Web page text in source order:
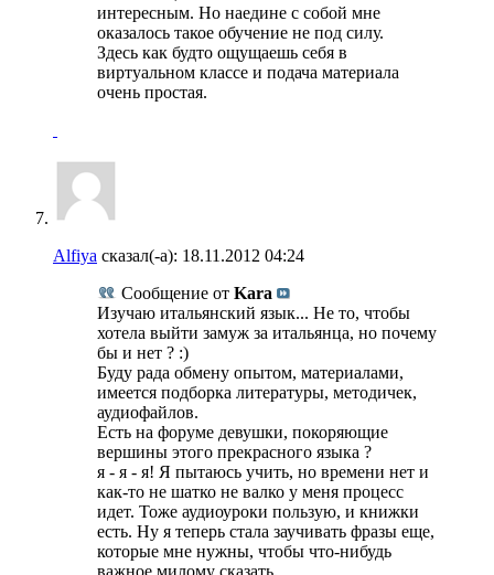
интересным. Но наедине с собой мне
оказалось такое обучение не под силу.
Здесь как будто ощущаешь себя в
виртуальном классе и подача материала
очень простая.
Alfiya сказал(-а): 18.11.2012 04:24
Сообщение от Kara
Изучаю итальянский язык... Не то, чтобы
хотела выйти замуж за итальянца, но почему
бы и нет ? :)
Буду рада обмену опытом, материалами,
имеется подборка литературы, методичек,
аудиофайлов.
Есть на форуме девушки, покоряющие
вершины этого прекрасного языка ?
я - я - я! Я пытаюсь учить, но времени нет и
как-то не шатко не валко у меня процесс
идет. Тоже аудиоуроки пользую, и книжки
есть. Ну я теперь стала заучивать фразы еще,
которые мне нужны, чтобы что-нибудь
важное милому сказать.